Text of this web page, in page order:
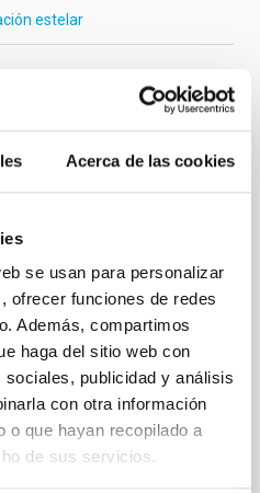
Acerca de las cookies
se usan para personalizar
ofrecer funciones de redes
Además, compartimos
haga del sitio web con
publicidad y análisis
con otra información
o que hayan recopilado a
de sus servicios.
estelar
with Dense
between Cloud and
model of star formation,
between the magnetic
dense cores and the
A. Pandhi et al. showed
orientation of cores and
appear random